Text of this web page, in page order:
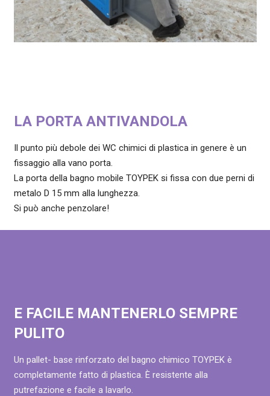
LA PORTA ANTIVANDOLA
Il punto più debole dei WC chimici di plastica in genere è un
fissaggio alla vano porta.
La porta della bagno mobile TOYPEK si fissa con due perni di
metalo D 15 mm alla lunghezza.
Si può anche penzolare!
E FACILE MANTENERLO SEMPRE
PULITO
Un pallet- base rinforzato del bagno chimico TOYPEK è
completamente fatto di plastica. È resistente alla
putrefazione e facile a lavarlo.